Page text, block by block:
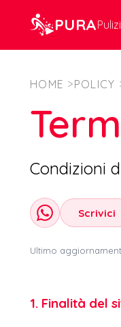
PURA
HOME >POLICY
Condizioni
Scrivici
Ultimo
1. Finalità del